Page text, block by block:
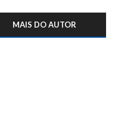
MAIS DO AUTOR